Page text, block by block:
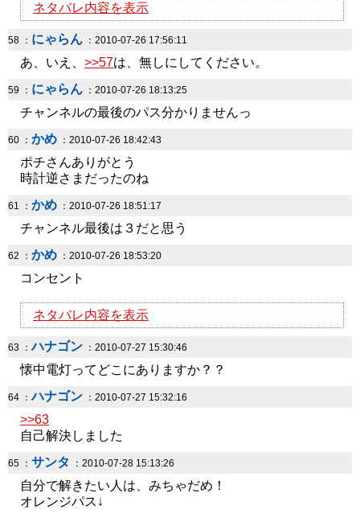
ネタバレ内容を表示
58 ： にゃらん ：2010-07-26 17:56:11
あ、いえ、 >>57は、無しにしてください。
59 ： にゃらん ：2010-07-26 18:13:25
チャンネルの最後のパス分かりませんっ
60 ： かめ ：2010-07-26 18:42:43
ポチさんありがとう
時計逆さまだったのね
61 ： かめ ：2010-07-26 18:51:17
チャンネル最後は３だと思う
62 ： かめ ：2010-07-26 18:53:20
コンセント
ネタバレ内容を表示
63 ：ハナゴン ：2010-07-27 15:30:46
懐中電灯ってどこにありますか？？
64 ：ハナゴン ：2010-07-27 15:32:16
>>63
自己解決しました
65 ： サンタ ：2010-07-28 15:13:26
自分で解きたい人は、みちゃだめ！
オレンジパス↓